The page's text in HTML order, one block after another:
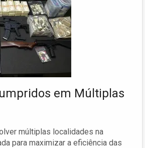
em Múltiplas
múltiplas localidades na
para maximizar a eficiência das